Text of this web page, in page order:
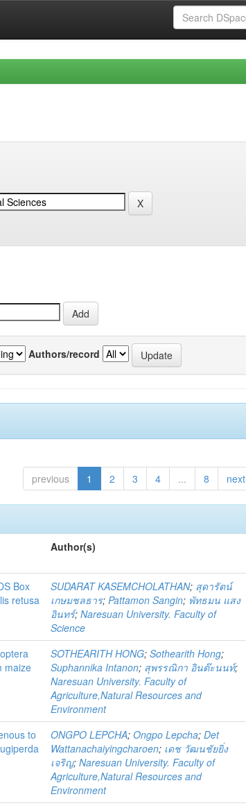
Authors/record
previous 1 2 3 4 ... 8 next
Author(s)
Box
retusa
SUDARAT KASEMCHOLATHAN; สุดารัตน์
เกษมชลธาร;Pattamon Sangin; พัทธมน แสง
อินทร์;Naresuan University. Faculty of
Science
maize
SOTHEARITH HONG;Sothearith Hong;
Suphannika Intanon; สุพรรณิกา อินต๊ะนนท์;
Naresuan University. Faculty of
Agriculture,Natural Resources and
Environment
to
ONGPO LEPCHA;Ongpo Lepcha;Det
Wattanachaiyingcharoen; เดช วัฒนชัยยิ่ง
เจริญ;Naresuan University. Faculty of
Agriculture,Natural Resources and
Environment